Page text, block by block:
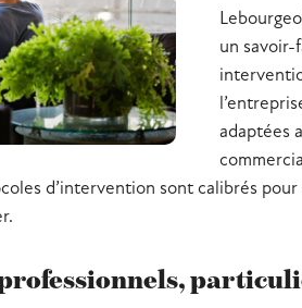
un
adaptées
d’intervention sont calibrés